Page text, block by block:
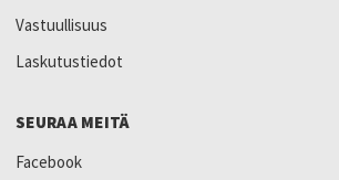
Vastuullisuus
Laskutustiedot
SEURAA MEITÄ
Facebook